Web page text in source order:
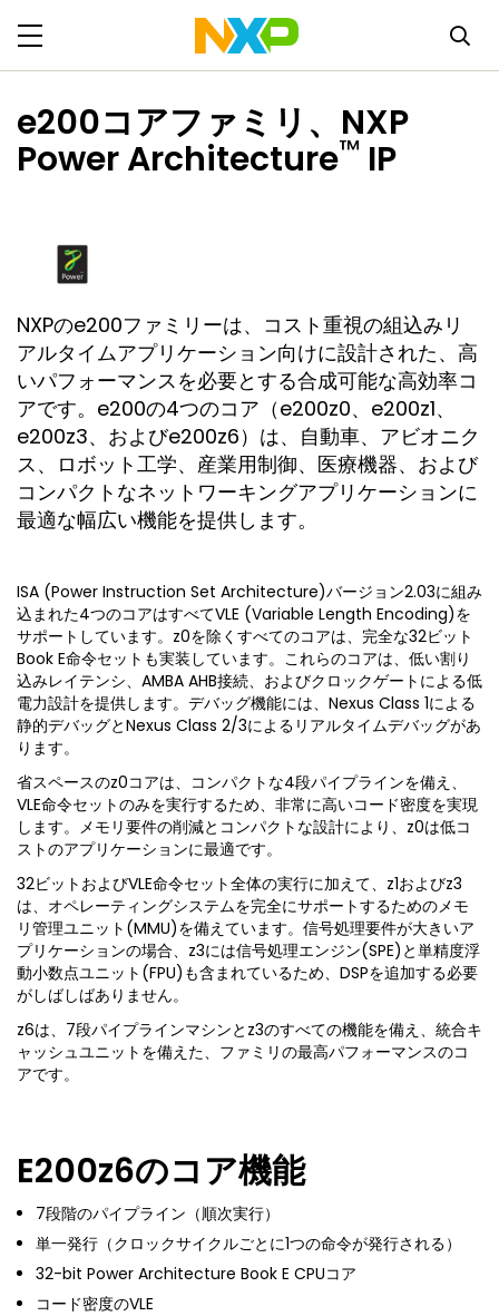
e200コアファミリ、NXP
Power Architecture™ IP
NXPのe200ファミリーは、コスト重視の組込みリ
アルタイムアプリケーション向けに設計された、高
いパフォーマンスを必要とする合成可能な高効率コ
アです。e200の4つのコア（e200z0、e200z1、
e200z3、およびe200z6）は、自動車、アビオニク
ス、ロボット工学、産業用制御、医療機器、および
コンパクトなネットワーキングアプリケーションに
最適な幅広い機能を提供します。
ISA (Power Instruction Set Architecture)バージョン2.03に組み
込まれた4つのコアはすべてVLE (Variable Length Encoding)を
サポートしています。z0を除くすべてのコアは、完全な32ビット
Book E命令セットも実装しています。これらのコアは、低い割り
込みレイテンシ、AMBA AHB接続、およびクロックゲートによる低
電力設計を提供します。デバッグ機能には、Nexus Class 1による
静的デバッグとNexus Class 2/3によるリアルタイムデバッグがあ
ります。
省スペースのz0コアは、コンパクトな4段パイプラインを備え、
VLE命令セットのみを実行するため、非常に高いコード密度を実現
します。メモリ要件の削減とコンパクトな設計により、z0は低コ
ストのアプリケーションに最適です。
32ビットおよびVLE命令セット全体の実行に加えて、z1およびz3
は、オペレーティングシステムを完全にサポートするためのメモ
リ管理ユニット(MMU)を備えています。信号処理要件が大きいア
プリケーションの場合、z3には信号処理エンジン(SPE)と単精度浮
動小数点ユニット(FPU)も含まれているため、DSPを追加する必要
がしばしばありません。
z6は、7段パイプラインマシンとz3のすべての機能を備え、統合キ
ャッシュユニットを備えた、ファミリの最高パフォーマンスのコ
アです。
E200z6のコア機能
7段階のパイプライン（順次実行）
単一発行（クロックサイクルごとに1つの命令が発行される）
32-bit Power Architecture Book E CPUコア
コード密度のVLE